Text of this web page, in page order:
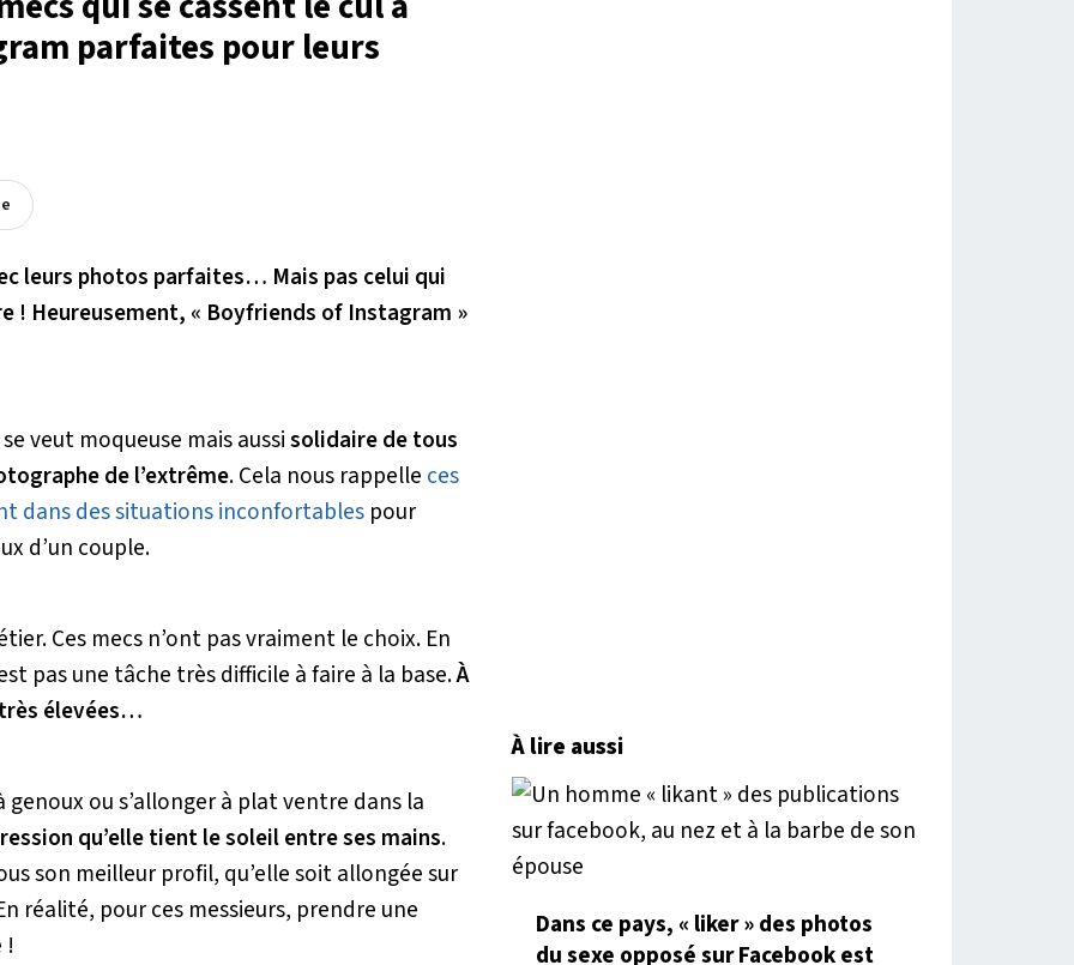
parfaites pour leurs
leurs photos parfaites… Mais pas celui qui
! Heureusement, « Boyfriends of Instagram »
veut moqueuse mais aussisolidaire de tous
de l’extrême. Cela nous rappelle ces
dans des situations inconfortables pour
d’un couple.
Ces mecs n’ont pas vraiment le choix. En
pas une tâche très difficile à faire à la base.À
élevées…
ou s’allonger à plat ventre dans la
qu’elle tient le soleil entre ses mains.
son meilleur profil, qu’elle soit allongée sur
réalité, pour ces messieurs, prendre une
!
À lire aussi
Dans ce pays, « liker » des photos
du sexe opposé sur Facebook est